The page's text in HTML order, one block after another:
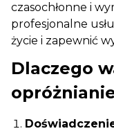
czasochłonne i
profesjonalne
życie i zapewnić
Dlaczego